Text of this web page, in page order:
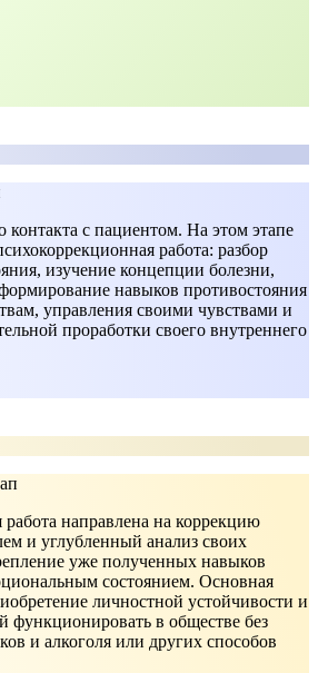
контакта с пациентом. На этом этапе
работа: разбор
изучение концепции болезни,
навыков противостояния
управления своими чувствами и
проработки своего внутреннего
работа направлена на коррекцию
и углубленный анализ своих
уже полученных навыков
состоянием. Основная
личностной устойчивости и
функционировать в обществе без
и алкоголя или других способов